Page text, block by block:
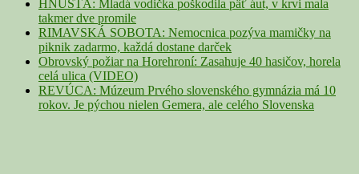
HNÚŠŤA: Mladá vodička poškodila päť áut, v krvi mala
takmer dve promile
RIMAVSKÁ SOBOTA: Nemocnica pozýva mamičky na
piknik zadarmo, každá dostane darček
Obrovský požiar na Horehroní: Zasahuje 40 hasičov, horela
celá ulica (VIDEO)
REVÚCA: Múzeum Prvého slovenského gymnázia má 10
rokov. Je pýchou nielen Gemera, ale celého Slovenska